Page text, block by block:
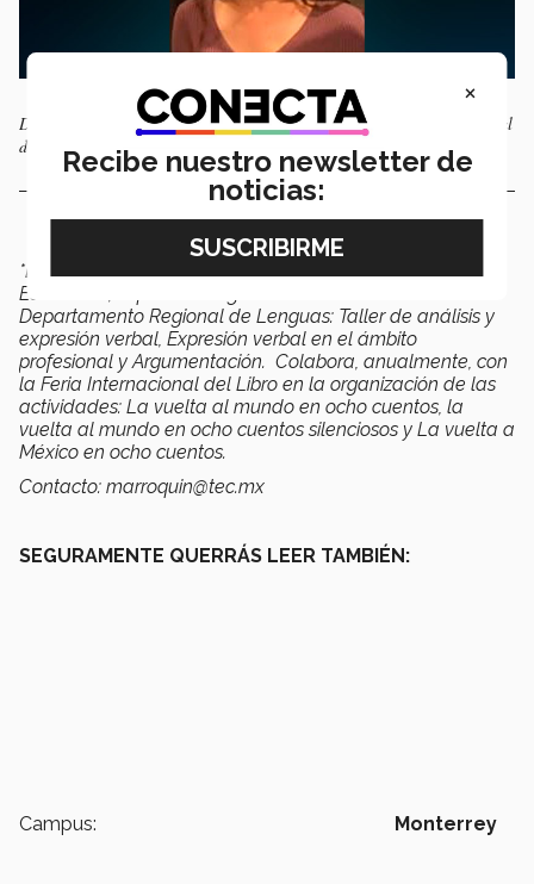
Dolores Marroquín imparte diversos cursos en el Departamento Regional
de Lenguas.
*La autora es docente de la Escuela de Humanidades y
Educación,
Departamento Regional de Lenguas: Taller de análisis y
expresión verbal, Expresión verbal en el ámbito
profesional y Argumentación. Colabora, anualmente, con
la Feria Internacional del Libro en la organización de las
actividades: La vuelta al mundo en ocho cuentos, la
vuelta al mundo en ocho cuentos silenciosos y La vuelta a
México en ocho cuentos.
Contacto: marroquin@tec.mx
SEGURAMENTE QUERRÁS LEER TAMBIÉN:
Campus: Monterrey
×
Recibe nuestro newsletter de
noticias: